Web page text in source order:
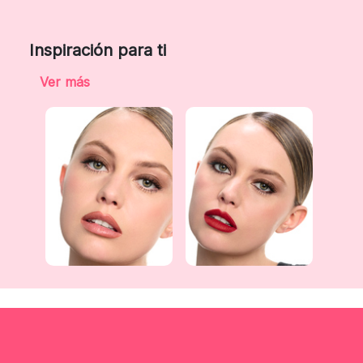
Inspiración para ti
Ver más